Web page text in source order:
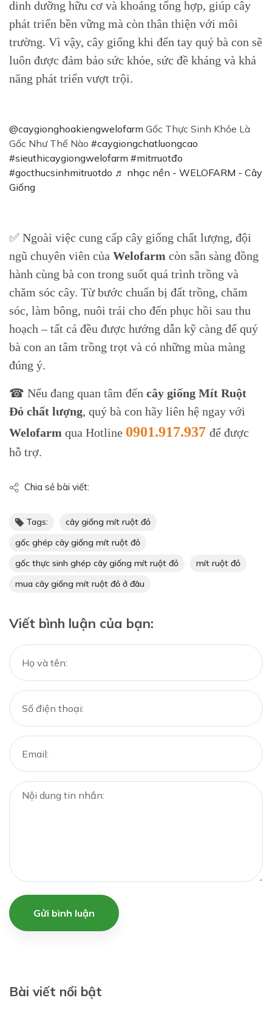
dinh dưỡng hữu cơ và khoáng tổng hợp, giúp cây
phát triển bền vững mà còn thân thiện với môi
trường. Vì vậy, cây giống khi đến tay quý bà con sẽ
luôn được đảm bảo sức khỏe, sức đề kháng và khả
năng phát triển vượt trội.
@caygionghoakiengwelofarm Gốc Thực Sinh Khỏe Là
Gốc Như Thế Nào #caygiongchatluongcao
#sieuthicaygiongwelofarm #mitrruotđo
#gocthucsinhmitruotdo ♬ nhạc nền - WELOFARM - Cây
Giống
✅ Ngoài việc cung cấp cây giống chất lượng, đội
ngũ chuyên viên của Welofarm còn sẵn sàng đồng
hành cùng bà con trong suốt quá trình trồng và
chăm sóc cây. Từ bước chuẩn bị đất trồng, chăm
sóc, làm bông, nuôi trái cho đến phục hồi sau thu
hoạch – tất cả đều được hướng dẫn kỹ càng để quý
bà con an tâm trồng trọt và có những mùa màng
đúng ý.
☎ Nếu đang quan tâm đến cây giống Mít Ruột
Đỏ chất lượng, quý bà con hãy liên hệ ngay với
Welofarm qua Hotline 0901.917.937 để được
hỗ trợ.
Chia sẻ bài viết:
Tags:
cây giống mít ruột đỏ
gốc ghép cây giống mít ruột đỏ
gốc thực sinh ghép cây giống mít ruột đỏ
mít ruột đỏ
mua cây giống mít ruột đỏ ở đâu
Viết bình luận của bạn:
Gửi bình luận
Bài viết nổi bật